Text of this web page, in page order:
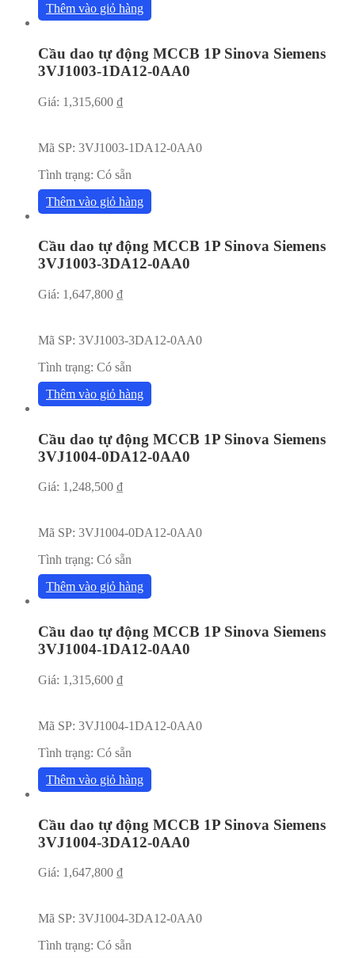
Thêm vào giỏ hàng
Cầu dao tự động MCCB 1P Sinova Siemens
3VJ1003-1DA12-0AA0
Giá: 1,315,600 ₫
Mã SP: 3VJ1003-1DA12-0AA0
Tình trạng: Có sẵn
Thêm vào giỏ hàng
Cầu dao tự động MCCB 1P Sinova Siemens
3VJ1003-3DA12-0AA0
Giá: 1,647,800 ₫
Mã SP: 3VJ1003-3DA12-0AA0
Tình trạng: Có sẵn
Thêm vào giỏ hàng
Cầu dao tự động MCCB 1P Sinova Siemens
3VJ1004-0DA12-0AA0
Giá: 1,248,500 ₫
Mã SP: 3VJ1004-0DA12-0AA0
Tình trạng: Có sẵn
Thêm vào giỏ hàng
Cầu dao tự động MCCB 1P Sinova Siemens
3VJ1004-1DA12-0AA0
Giá: 1,315,600 ₫
Mã SP: 3VJ1004-1DA12-0AA0
Tình trạng: Có sẵn
Thêm vào giỏ hàng
Cầu dao tự động MCCB 1P Sinova Siemens
3VJ1004-3DA12-0AA0
Giá: 1,647,800 ₫
Mã SP: 3VJ1004-3DA12-0AA0
Tình trạng: Có sẵn